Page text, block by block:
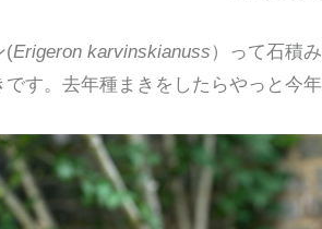
(Erigeron karvinskianuss ）って石積
です。去年種まきをしたらやっと今